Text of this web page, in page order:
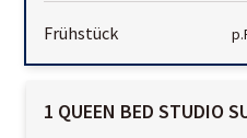
Frühstück
1 QUEEN BED STUDIO